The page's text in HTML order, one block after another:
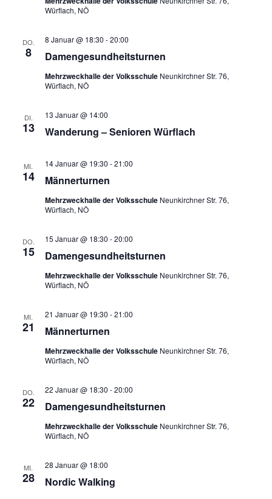
Würflach, NÖ
DO.
8 Damengesundheitsturnen
8 Januar @ 18:30 -20:00
Mehrzweckhalle der Volksschule Neunkirchner Str. 76,
Würflach, NÖ
DI.
13 Wanderung – Senioren Würflach
13 Januar @ 14:00
MI.
14 Männerturnen
14 Januar @ 19:30 -21:00
Mehrzweckhalle der Volksschule Neunkirchner Str. 76,
Würflach, NÖ
DO.
15 Damengesundheitsturnen
15 Januar @ 18:30 -20:00
Mehrzweckhalle der Volksschule Neunkirchner Str. 76,
Würflach, NÖ
MI.
21 Männerturnen
21 Januar @ 19:30 -21:00
Mehrzweckhalle der Volksschule Neunkirchner Str. 76,
Würflach, NÖ
DO.
22 Damengesundheitsturnen
22 Januar @ 18:30 -20:00
Mehrzweckhalle der Volksschule Neunkirchner Str. 76,
Würflach, NÖ
MI.
28 Nordic Walking
28 Januar @ 18:00